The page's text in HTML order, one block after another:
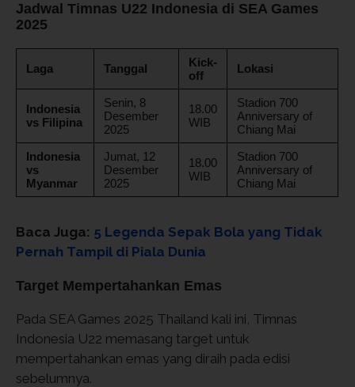
Jadwal Timnas U22 Indonesia di SEA Games
2025
Laga Tanggal
Kick-
off
Lokasi
Indonesia
vs Filipina
Senin, 8
Desember
2025
18.00
WIB
Stadion 700
Anniversary of
Chiang Mai
Indonesia
vs
Myanmar
Jumat, 12
Desember
2025
18.00
WIB
Stadion 700
Anniversary of
Chiang Mai
Baca Juga: 5 Legenda Sepak Bola yang Tidak
Pernah Tampil di Piala Dunia
Target Mempertahankan Emas
Pada SEA Games 2025 Thailand kali ini, Timnas
Indonesia U22 memasang target untuk
mempertahankan emas yang diraih pada edisi
sebelumnya.